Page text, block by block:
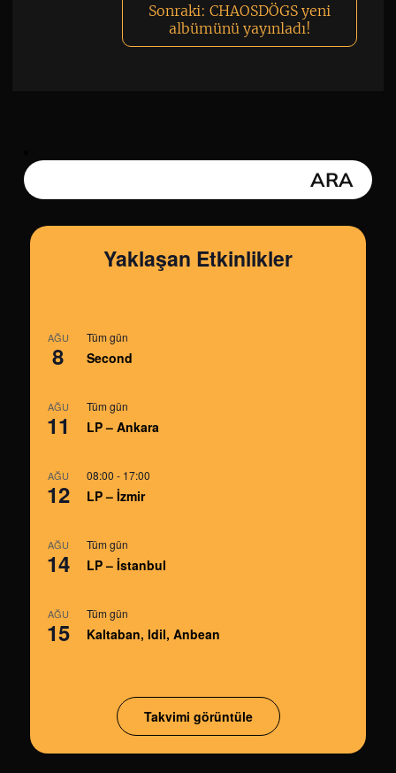
Sonraki: CHAOSDÖGS yeni
albümünü yayınladı!
Yaklaşan Etkinlikler
AĞU
8
Tüm gün
Second
AĞU
11
Tüm gün
LP – Ankara
AĞU
12
08:00 - 17:00
LP – İzmir
AĞU
14
Tüm gün
LP – İstanbul
AĞU
15
Tüm gün
Kaltaban, Idil, Anbean
Takvimi görüntüle